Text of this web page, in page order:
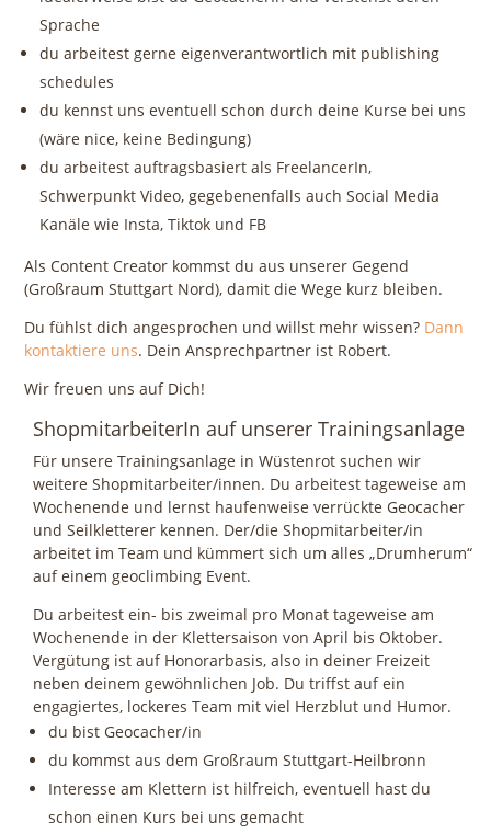
Sprache
du arbeitest gerne eigenverantwortlich mit publishing
schedules
du kennst uns eventuell schon durch deine Kurse bei uns
(wäre nice, keine Bedingung)
du arbeitest auftragsbasiert als FreelancerIn,
Schwerpunkt Video, gegebenenfalls auch Social Media
Kanäle wie Insta, Tiktok und FB
Als Content Creator kommst du aus unserer Gegend
(Großraum Stuttgart Nord), damit die Wege kurz bleiben.
Du fühlst dich angesprochen und willst mehr wissen? Dann
kontaktiere uns. Dein Ansprechpartner ist Robert.
Wir freuen uns auf Dich!
ShopmitarbeiterIn auf unserer Trainingsanlage
Für unsere Trainingsanlage in Wüstenrot suchen wir
weitere Shopmitarbeiter/innen. Du arbeitest tageweise am
Wochenende und lernst haufenweise verrückte Geocacher
und Seilkletterer kennen. Der/die Shopmitarbeiter/in
arbeitet im Team und kümmert sich um alles „Drumherum“
auf einem geoclimbing Event.
Du arbeitest ein- bis zweimal pro Monat tageweise am
Wochenende in der Klettersaison von April bis Oktober.
Vergütung ist auf Honorarbasis, also in deiner Freizeit
neben deinem gewöhnlichen Job. Du triffst auf ein
engagiertes, lockeres Team mit viel Herzblut und Humor.
du bist Geocacher/in
du kommst aus dem Großraum Stuttgart-Heilbronn
Interesse am Klettern ist hilfreich, eventuell hast du
schon einen Kurs bei uns gemacht